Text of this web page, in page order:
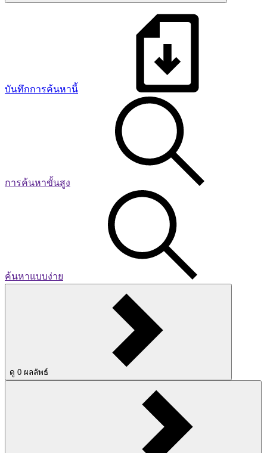
บันทึกการค้นหานี้
การค้นหาขั้นสูง
ค้นหาแบบง่าย
ดู 0 ผลลัพธ์